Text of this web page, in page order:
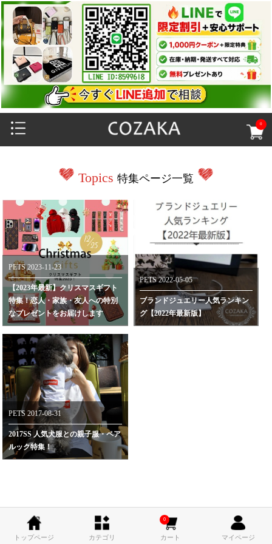
0
Topics 特集ページ一覧
PETS 2023-11-23
【2023年最新】クリスマスギフト
特集！恋人・家族・友人への特別
なプレゼントをお届けします
PETS 2022-05-05
ブランドジュエリー人気ランキン
グ【2022年最新版】
PETS 2017-08-31
2017SS 人気犬服との親子服・ペア
ルック特集！
トップページ カテゴリ カート
0
マイページ